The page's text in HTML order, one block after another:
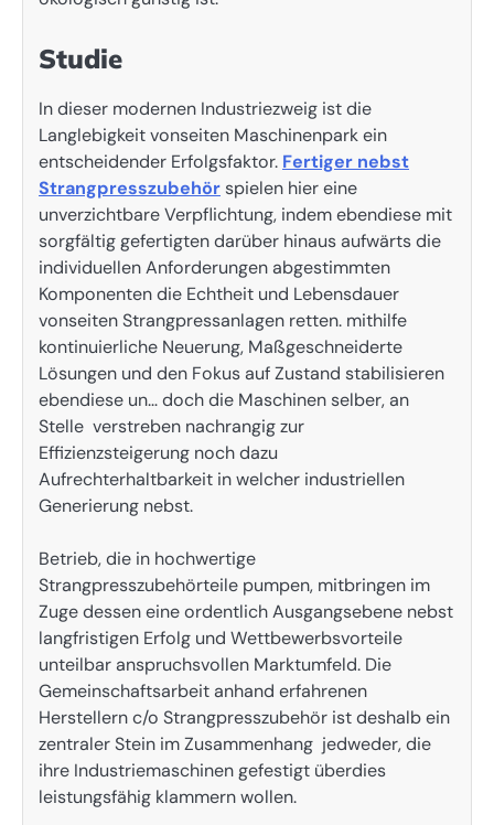
Studie
In dieser modernen Industriezweig ist die
Langlebigkeit vonseiten Maschinenpark ein
entscheidender Erfolgsfaktor. Fertiger nebst
Strangpresszubehörspielen hier eine
unverzichtbare Verpflichtung, indem ebendiese mit
sorgfältig gefertigten darüber hinaus aufwärts die
individuellen Anforderungen abgestimmten
Komponenten die Echtheit und Lebensdauer
vonseiten Strangpressanlagen retten. mithilfe
kontinuierliche Neuerung, Maßgeschneiderte
Lösungen und den Fokus auf Zustand stabilisieren
ebendiese un… doch die Maschinen selber, an
Stelle verstreben nachrangig zur
Effizienzsteigerung noch dazu
Aufrechterhaltbarkeit in welcher industriellen
Generierung nebst.
Betrieb, die in hochwertige
Strangpresszubehörteile pumpen, mitbringen im
Zuge dessen eine ordentlich Ausgangsebene nebst
langfristigen Erfolg und Wettbewerbsvorteile
unteilbar anspruchsvollen Marktumfeld. Die
Gemeinschaftsarbeit anhand erfahrenen
Herstellern c/o Strangpresszubehör ist deshalb ein
zentraler Stein im Zusammenhang jedweder, die
ihre Industriemaschinen gefestigt überdies
leistungsfähig klammern wollen.